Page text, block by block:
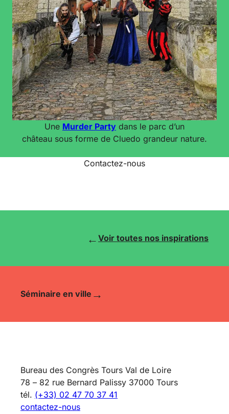
Une Murder Party dans le parc d’un
château sous forme de Cluedo grandeur nature.
Contactez-nous
Voir toutes nos inspirations
←
Séminaire en ville →
Bureau des Congrès Tours Val de Loire
78 – 82 rue Bernard Palissy 37000 Tours
tél. (+33) 02 47 70 37 41
contactez-nous